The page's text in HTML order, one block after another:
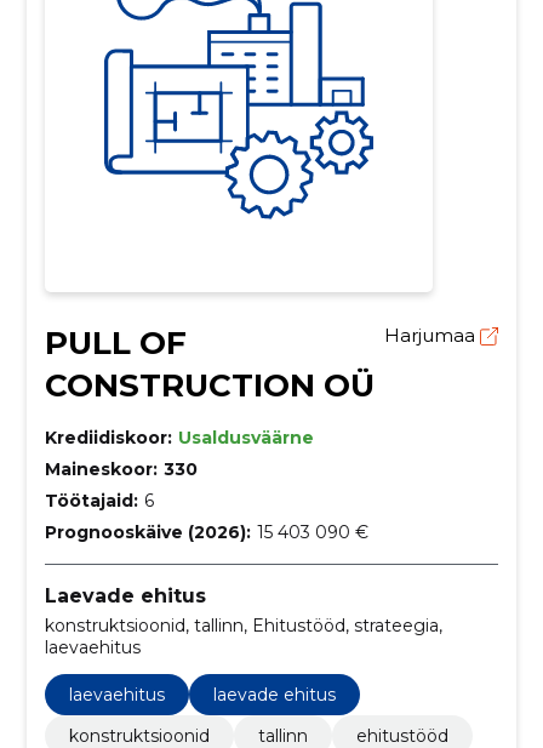
PULL OF
CONSTRUCTION OÜ
Harjumaa
Krediidiskoor: Usaldusväärne
Maineskoor: 330
Töötajaid: 6
Prognooskäive (2026): 15 403 090 €
Laevade ehitus
konstruktsioonid, tallinn, Ehitustööd, strateegia,
laevaehitus
laevaehitus
laevade ehitus
konstruktsioonid
tallinn
ehitustööd